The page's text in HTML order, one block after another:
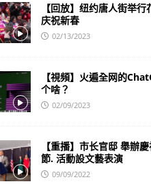
【回放】纽约唐人街举
庆祝新春
02/13/2023
【視頻】火遍全网的
个啥？
02/09/2023
【重播】市长官邸 舉辦
節. 活動設文藝表演
09/09/2022